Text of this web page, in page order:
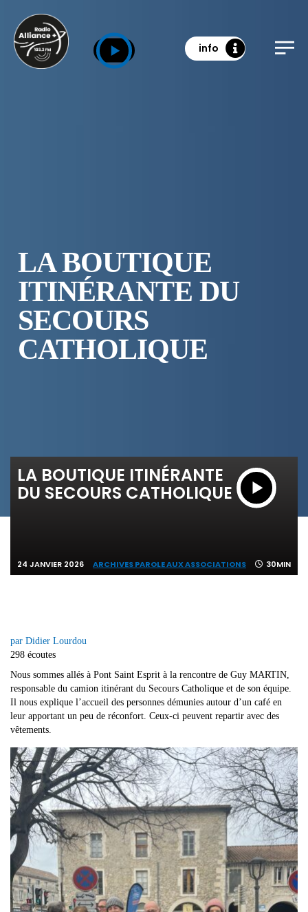
info
LA BOUTIQUE
ITINÉRANTE DU
SECOURS
CATHOLIQUE
LA BOUTIQUE ITINÉRANTE
DU SECOURS CATHOLIQUE
24 JANVIER 2026 ARCHIVES PAROLE AUX ASSOCIATIONS 30MIN
par Didier Lourdou
298 écoutes
Nous sommes allés à Pont Saint Esprit à la rencontre de Guy MARTIN,
responsable du camion itinérant du Secours Catholique et de son équipe.
Il nous explique l’accueil des personnes démunies autour d’un café en
leur apportant un peu de réconfort. Ceux-ci peuvent repartir avec des
vêtements.